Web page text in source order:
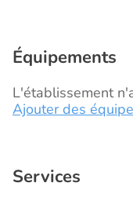
Équipements
L'établissement
Ajouter des
Services